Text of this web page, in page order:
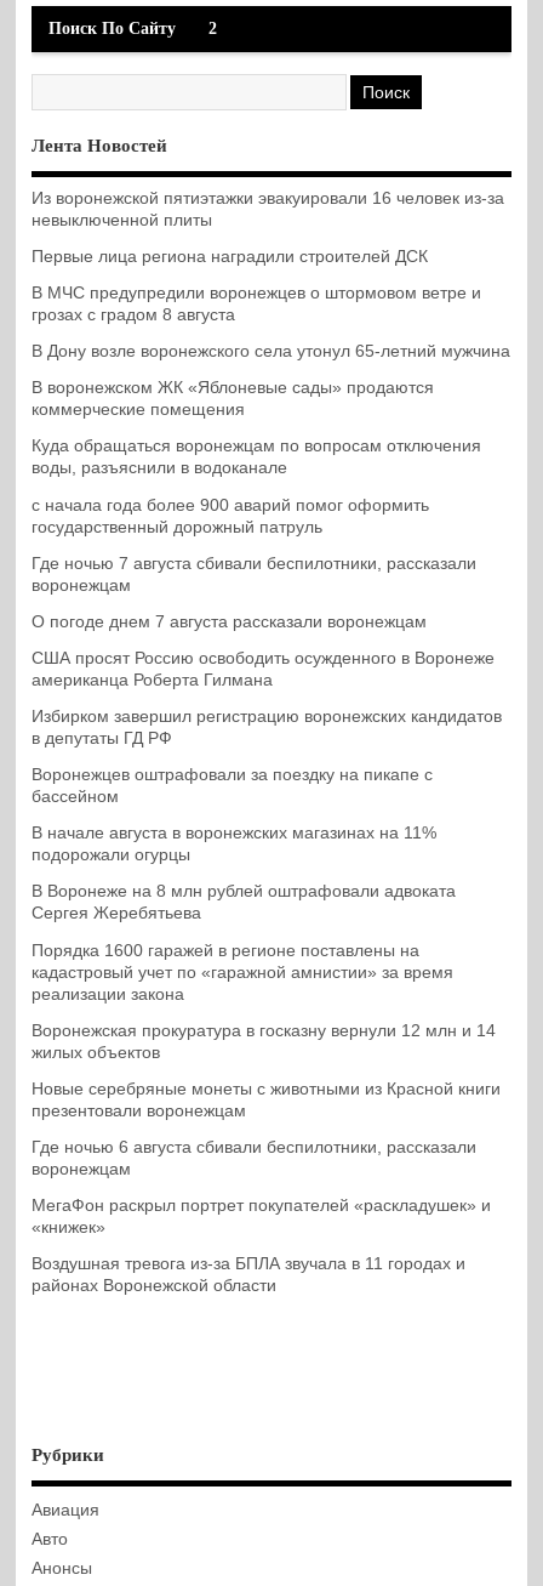
Поиск По Сайту 2
Лента Новостей
Из воронежской пятиэтажки эвакуировали 16 человек из-за
невыключенной плиты
Первые лица региона наградили строителей ДСК
В МЧС предупредили воронежцев о штормовом ветре и
грозах с градом 8 августа
В Дону возле воронежского села утонул 65-летний мужчина
В воронежском ЖК «Яблоневые сады» продаются
коммерческие помещения
Куда обращаться воронежцам по вопросам отключения
воды, разъяснили в водоканале
с начала года более 900 аварий помог оформить
государственный дорожный патруль
Где ночью 7 августа сбивали беспилотники, рассказали
воронежцам
О погоде днем 7 августа рассказали воронежцам
США просят Россию освободить осужденного в Воронеже
американца Роберта Гилмана
Избирком завершил регистрацию воронежских кандидатов
в депутаты ГД РФ
Воронежцев оштрафовали за поездку на пикапе с
бассейном
В начале августа в воронежских магазинах на 11%
подорожали огурцы
В Воронеже на 8 млн рублей оштрафовали адвоката
Сергея Жеребятьева
Порядка 1600 гаражей в регионе поставлены на
кадастровый учет по «гаражной амнистии» за время
реализации закона
Воронежская прокуратура в госказну вернули 12 млн и 14
жилых объектов
Новые серебряные монеты с животными из Красной книги
презентовали воронежцам
Где ночью 6 августа сбивали беспилотники, рассказали
воронежцам
МегаФон раскрыл портрет покупателей «раскладушек» и
«книжек»
Воздушная тревога из-за БПЛА звучала в 11 городах и
районах Воронежской области
Рубрики
Авиация
Авто
Анонсы